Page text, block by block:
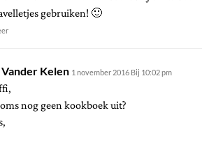
gebruiken! 🙂
Kelen 1 november 2016 Bij 10:02 pm
nog geen kookboek uit?